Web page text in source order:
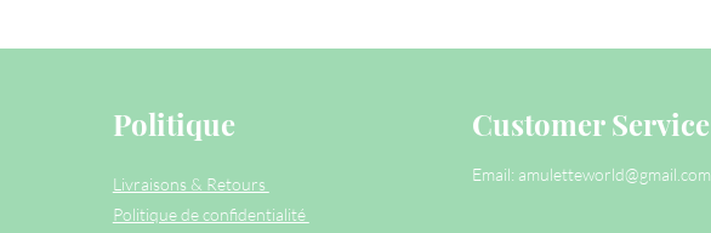
Politique
Livraisons & Retours
Politique de confidentialité
Customer Service
Email: amuletteworld@gmail.com